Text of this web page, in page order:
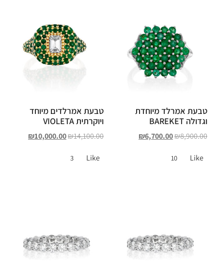
טבעת אמרלד מיוחדת
וגדולה BAREKET
₪8,900.00
₪6,700.00
Like
10
טבעת אמרלדים מיוחד
ויוקרתית VIOLETA
₪14,100.00
₪10,000.00
Like
3